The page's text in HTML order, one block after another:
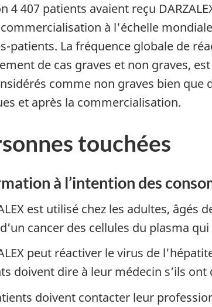
4 407 patients avaient reçu
à l'échelle
patients. La fréquence globale de
de cas graves et non graves,
comme non graves bien que
et après la commercialisation.
touchées
à l’intention des
est utilisé chez les adultes,
cancer des cellules du plasma
peut réactiver le virus de
doivent dire à leur médecin s’ils
doivent contacter leur